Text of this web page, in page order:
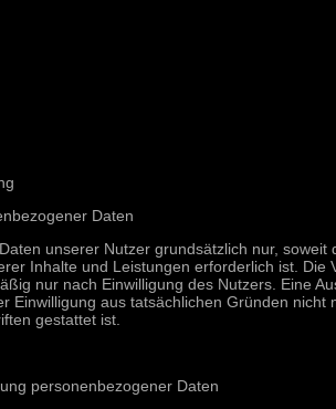
Daten
unserer Nutzer grundsätzlich nur, soweit
Inhalte und Leistungen erforderlich ist. Die
nur nach Einwilligung des Nutzers. Eine
Einwilligung aus tatsächlichen Gründen nicht
gestattet ist.
personenbezogener Daten